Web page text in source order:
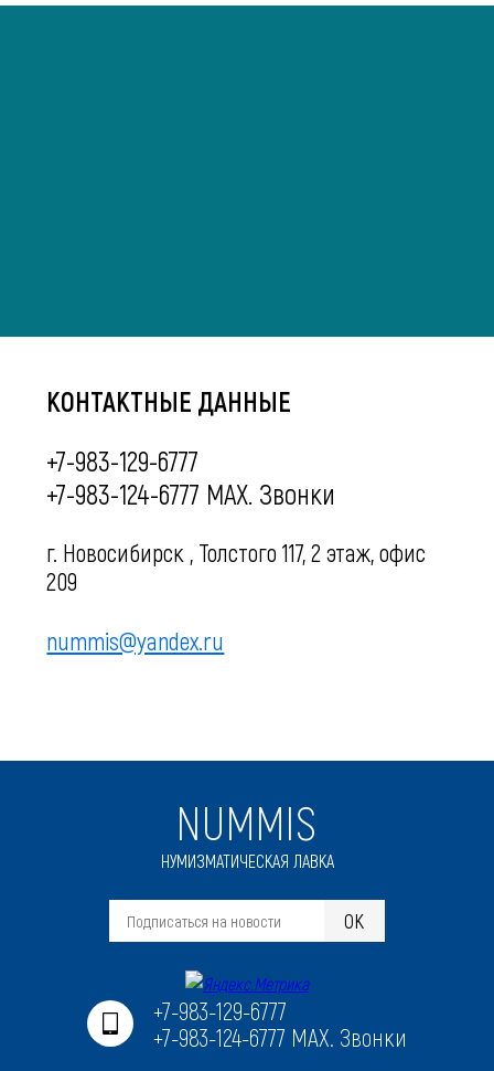
КОНТАКТНЫЕ ДАННЫЕ
+7-983-129-6777
+7-983-124-6777 MAX. Звонки
г. Новосибирск , Толстого 117, 2 этаж, офис
209
nummis@yandex.ru
NUMMIS
НУМИЗМАТИЧЕСКАЯ ЛАВКА
OK
+7-983-129-6777
+7-983-124-6777 MAX. Звонки